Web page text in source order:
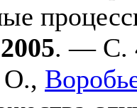
2005. — С.
О.,